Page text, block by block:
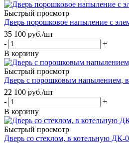
Быстрый просмотр
Дверь порошковое напыление с
35 100 руб./шт
-
+
В корзину
Быстрый просмотр
Дверь с порошковым напылением,
22 100 руб./шт
-
+
В корзину
Быстрый просмотр
Дверь со стеклом, в котельную ДК-